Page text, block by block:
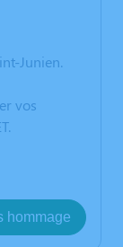
Junien.
vos
hommage